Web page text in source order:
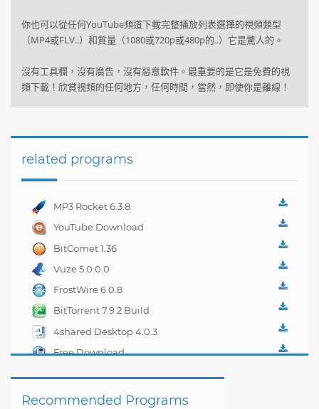
你也可以從任何YouTube頻道下載完整播放列表選擇的視頻類型
（MP4或FLV..） 和質量（1080或720p或480p的..） 它是驚人的 。
沒有工具欄 ， 沒有廣告 ， 沒有惡意軟件。 最重要的是它是免費的視
頻下載 ！ 欣賞視頻的任何地方 ， 任何時間 ，當然 ，即使你是離線 ！
related programs
MP3 Rocket 6.3.8
YouTube Download
Manager Pro 7.0.01
BitComet 1.36
Vuze 5.0.0.0
FrostWire 6.0.8
BitTorrent 7.9.2 Build
33263
4shared Desktop 4.0.3
Free Download
1478
Recommended Programs